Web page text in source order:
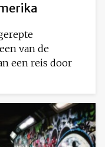
van de
een reis door